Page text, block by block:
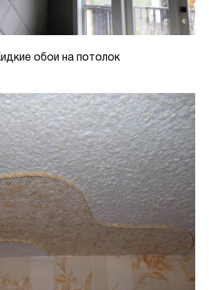
обои на потолок